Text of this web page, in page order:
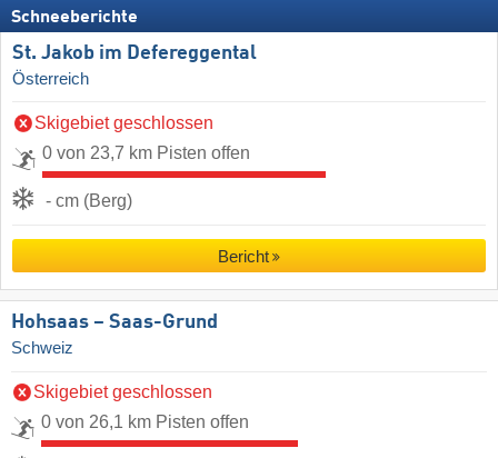
Schneeberichte
St. Jakob im Defereggental
Österreich
Skigebiet geschlossen
0 von 23,7 km Pisten offen
- cm (Berg)
Bericht
Hohsaas – Saas-Grund
Schweiz
Skigebiet geschlossen
0 von 26,1 km Pisten offen